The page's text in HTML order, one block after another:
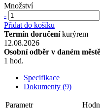
Množství
-
Přidat do košíku
Termín doručeníkurýrem
12.08.2026
Osobní odběr v daném městě
1 hod.
Specifikace
Dokumenty (9)
Parametr